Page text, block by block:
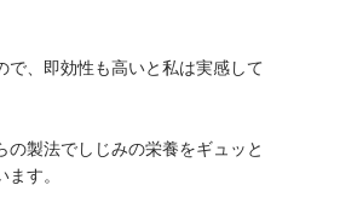
で、即効性も高いと私は実感して
製法でしじみの栄養をギュッと
す。